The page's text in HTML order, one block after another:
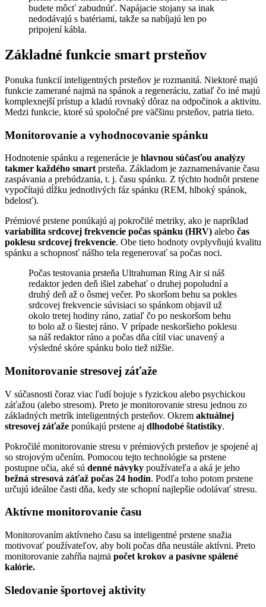
budete môcť zabudnúť. Napájacie stojany sa inak
nedodávajú s batériami, takže sa nabíjajú len po
pripojení kábla.
Základné funkcie smart prsteňov
Ponuka funkcií inteligentných prsteňov je rozmanitá. Niektoré majú
funkcie zamerané najmä na spánok a regeneráciu, zatiaľ čo iné majú
komplexnejší prístup a kladú rovnaký dôraz na odpočinok a aktivitu.
Medzi funkcie, ktoré sú spoločné pre väčšinu prsteňov, patria tieto.
Monitorovanie a vyhodnocovanie spánku
Hodnotenie spánku a regenerácie je hlavnou súčasťou analýzy
takmer každého smart prsteňa. Základom je zaznamenávanie času
zaspávania a prebúdzania, t. j. času spánku. Z týchto hodnôt prstene
vypočítajú dĺžku jednotlivých fáz spánku (REM, hlboký spánok,
bdelosť).
Prémiové prstene ponúkajú aj pokročilé metriky, ako je napríklad
variabilita srdcovej frekvencie počas spánku (HRV) alebo čas
poklesu srdcovej frekvencie. Obe tieto hodnoty ovplyvňujú kvalitu
spánku a schopnosť nášho tela regenerovať sa počas noci.
Počas testovania prsteňa Ultrahuman Ring Air si náš
redaktor jeden deň išiel zabehať o druhej popoludní a
druhý deň až o ôsmej večer. Po skoršom behu sa pokles
srdcovej frekvencie súvisiaci so spánkom objavil už
okolo tretej hodiny ráno, zatiaľ čo po neskoršom behu
to bolo až o šiestej ráno. V prípade neskoršieho poklesu
sa náš redaktor ráno a počas dňa cítil viac unavený a
výsledné skóre spánku bolo tiež nižšie.
Monitorovanie stresovej záťaže
V súčasnosti čoraz viac ľudí bojuje s fyzickou alebo psychickou
záťažou (alebo stresom). Preto je monitorovanie stresu jednou zo
základných metrík inteligentných prsteňov. Okrem aktuálnej
stresovej záťaže ponúkajú prstene aj dlhodobé štatistiky.
Pokročilé monitorovanie stresu v prémiových prsteňov je spojené aj
so strojovým učením. Pomocou tejto technológie sa prstene
postupne učia, aké sú denné návyky používateľa a aká je jeho
bežná stresová záťaž počas 24 hodín. Podľa toho potom prstene
určujú ideálne časti dňa, kedy ste schopní najlepšie odolávať stresu.
Aktívne monitorovanie času
Monitorovaním aktívneho času sa inteligentné prstene snažia
motivovať používateľov, aby boli počas dňa neustále aktívni. Preto
monitorovanie zahŕňa najmä počet krokov a pasívne spálené
kalórie.
Sledovanie športovej aktivity